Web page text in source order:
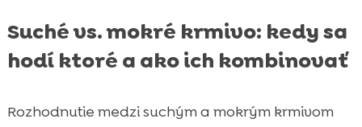
Suché vs. mokré krmivo: kedy sa
hodí ktoré a ako ich kombinovať
Rozhodnutie medzi suchým a mokrým krmivom